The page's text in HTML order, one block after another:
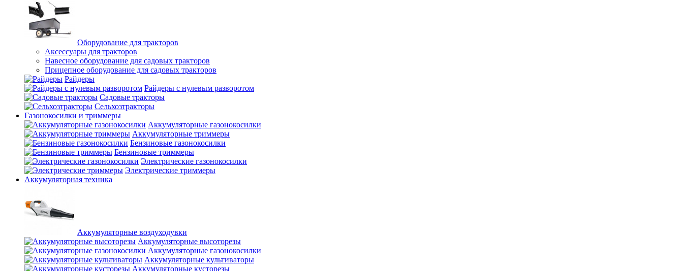
Оборудование для тракторов
Аксессуары для тракторов
Навесное оборудование для садовых тракторов
Прицепное оборудование для садовых тракторов
Райдеры
Райдеры с нулевым разворотом
Садовые тракторы
Сельхозтракторы
Газонокосилки и триммеры
Аккумуляторные газонокосилки
Аккумуляторные триммеры
Бензиновые газонокосилки
Бензиновые триммеры
Электрические газонокосилки
Электрические триммеры
Аккумуляторная техника
Аккумуляторные воздуходувки
Аккумуляторные высоторезы
Аккумуляторные газонокосилки
Аккумуляторные культиваторы
Аккумуляторные кусторезы